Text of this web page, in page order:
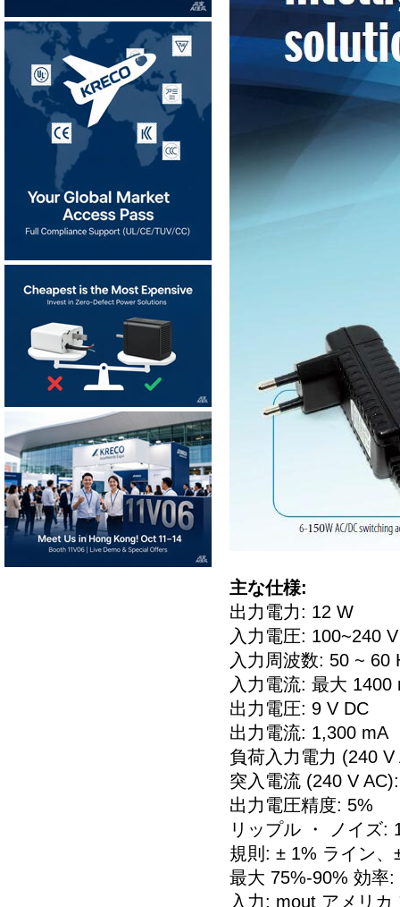
主な仕様:
出力電力: 12 W
入力電圧: 100~240
入力周波数: 50 ~ 60
入力電流: 最大 1400
出力電圧: 9 V DC
出力電流: 1,300 mA
負荷入力電力 (240
突入電流 (240 V
出力電圧精度: 5%
リップル ・ ノイズ:
規則: ± 1% ライン、
最大 75%-90% 効率:
入力: mout アメリカ